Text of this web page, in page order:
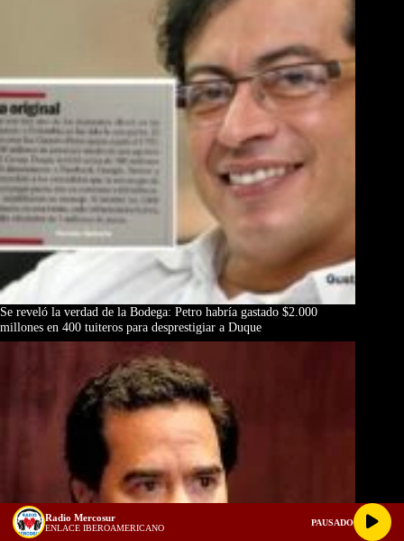
Se reveló la verdad de la Bodega: Petro habría gastado $2.000
millones en 400 tuiteros para desprestigiar a Duque
Radio Mercosur
ENLACE IBEROAMERICANO
PAUSADO